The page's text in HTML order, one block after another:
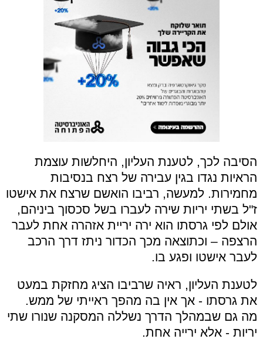
הסיבה לכך, לטענת העליון, היחלשות עוצמת
הראיות נגדו בגין עבירה של רצח בנסיבות
מחמירות. למעשה, רביבו הואשם שרצח את אישטו
ז"ל בשתי יריות שירה לעברו בשל סכסוך ביניהם,
אולם לפי גרסתו הוא ירה יריית אזהרה אחת לעבר
הרצפה – וכתוצאה מכך הכדור ניתז דרך הרכב
לעבר אישטו ופגע בו.
לטענת העליון, ראיה שרביבו הציג מחזקת במעט
את גרסתו - אך אין בה מהפך ראייתי של ממש.
מה גם שבמהלך הדרך נשללה המסקנה שנורו שתי
יריות - אלא ירייה אחת.